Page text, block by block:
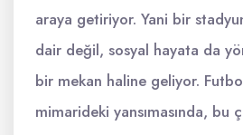
araya getiriyor. Yani bir
dair değil, sosyal hayata da
bir mekan haline geliyor.
mimarideki yansımasında, bu